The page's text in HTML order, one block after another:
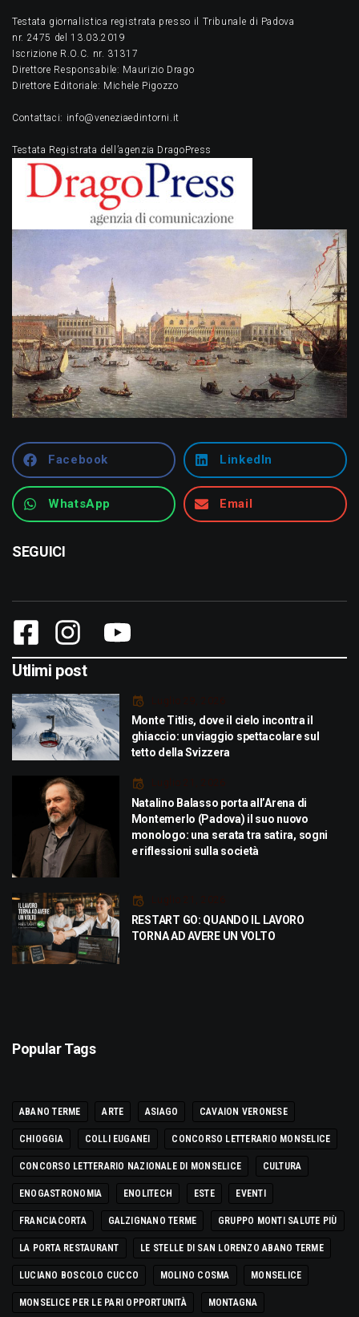
Testata giornalistica registrata presso il Tribunale di Padova
nr. 2475 del 13.03.2019
Iscrizione R.O.C. nr. 31317
Direttore Responsabile: Maurizio Drago
Direttore Editoriale: Michele Pigozzo
Contattaci: info@veneziaedintorni.it
Testata Registrata dell’agenzia DragoPress
Facebook LinkedIn
WhatsApp Email
SEGUICI
Utlimi post
Luglio 29, 2026
Monte Titlis, dove il cielo incontra il
ghiaccio: un viaggio spettacolare sul
tetto della Svizzera
Luglio 21, 2026
Natalino Balasso porta all’Arena di
Montemerlo (Padova) il suo nuovo
monologo: una serata tra satira, sogni
e riflessioni sulla società
Luglio 21, 2026
RESTART GO: QUANDO IL LAVORO
TORNA AD AVERE UN VOLTO
Popular Tags
ABANO TERME ARTE ASIAGO CAVAION VERONESE
CHIOGGIA COLLI EUGANEI CONCORSO LETTERARIO MONSELICE
CONCORSO LETTERARIO NAZIONALE DI MONSELICE CULTURA
ENOGASTRONOMIA ENOLITECH ESTE EVENTI
FRANCIACORTA GALZIGNANO TERME GRUPPO MONTI SALUTE PIÙ
LA PORTA RESTAURANT LE STELLE DI SAN LORENZO ABANO TERME
LUCIANO BOSCOLO CUCCO MOLINO COSMA MONSELICE
MONSELICE PER LE PARI OPPORTUNITÀ MONTAGNA